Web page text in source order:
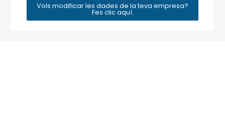
Vols modificar les dades de la teva empresa?
Fes clic aquí.